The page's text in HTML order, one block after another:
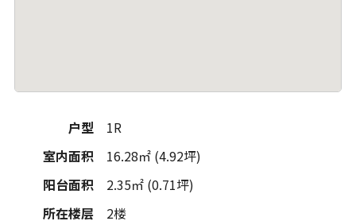
户型
1R
室内面积
16.28㎡ (4.92坪)
阳台面积
2.35㎡ (0.71坪)
所在楼层
2楼